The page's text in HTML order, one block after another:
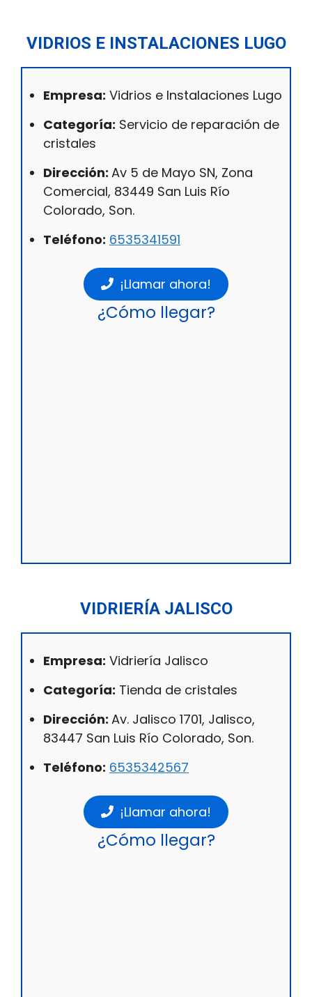
VIDRIOS E INSTALACIONES LUGO
Empresa: Vidrios e Instalaciones Lugo
Categoría: Servicio de reparación de
cristales
Dirección: Av 5 de Mayo SN, Zona
Comercial, 83449 San Luis Río
Colorado, Son.
Teléfono: 6535341591
¡Llamar ahora!
¿Cómo llegar?
VIDRIERÍA JALISCO
Empresa: Vidriería Jalisco
Categoría: Tienda de cristales
Dirección: Av. Jalisco 1701, Jalisco,
83447 San Luis Río Colorado, Son.
Teléfono: 6535342567
¡Llamar ahora!
¿Cómo llegar?